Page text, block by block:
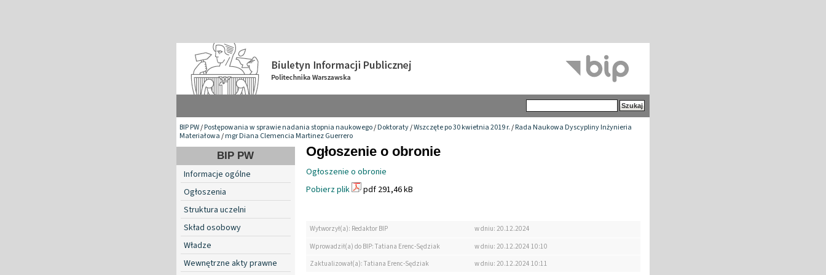
BIP PW/Postępowania w sprawie nadania stopnia naukowego/Doktoraty/Wszczęte po 30 kwietnia 2019 r./Rada Naukowa Dyscypliny Inżynieria
Materiałowa/mgr Diana Clemencia Martinez Guerrero
BIP PW
Informacje ogólne
Ogłoszenia
Struktura uczelni
Skład osobowy
Władze
Wewnętrzne akty prawne
Ogłoszenie o obronie
Ogłoszenie o obronie
Pobierz plik
pdf 291,46 kB
Wytworzył(a): Redaktor BIP
w dniu: 20.12.2024
Wprowadził(a) do BIP: Tatiana Erenc-Sędziak
w dniu: 20.12.2024 10:10
Zaktualizował(a): Tatiana Erenc-Sędziak
w dniu: 20.12.2024 10:11